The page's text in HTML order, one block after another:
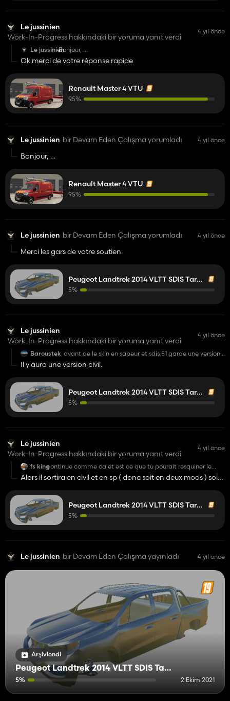
Le jussinien
Work-In-Progress hakkındaki bir yoruma yanıt verdi
4 yıl önce
Le jussinienBonjour,
Vous êtes actuellement a combien de membres sur
votre serveur discord ?
Ok merci de votre réponse rapide
Renault Master 4 VTU
95%
Le jussinien bir Devam Eden Çalışma yorumladı 4 yıl önce
Bonjour,
serveur discord ?
Renault Master 4 VTU
95%
Le jussinien bir Devam Eden Çalışma yorumladı 4 yıl önce
Merci les gars de votre soutien.
Peugeot Landtrek 2014 VLTT SDIS Tarn (81)
5%
Le jussinien
Work-In-Progress hakkındaki bir yoruma yanıt verdi
4 yıl önce
Baroustek avant de le skin en sapeur et sdis 81 garde une version
civile ce serai bien pour ce qui ne font pas de pompieir
rp ou ce genre de chose
Il y aura une version civil.
Peugeot Landtrek 2014 VLTT SDIS Tarn (81)
5%
Le jussinien
Work-In-Progress hakkındaki bir yoruma yanıt verdi
4 yıl önce
fs kingcontinue comme ca et est ce que tu pourait resquiner le
renault kanggoo en civile stp
Alors il sortira en civil et en sp ( donc soit en deux mods ) soit
Peugeot Landtrek 2014 VLTT SDIS Tarn (81)
5%
Le jussinien bir Devam Eden Çalışma yayınladı 4 yıl önce
Arşivlendi
Peugeot Landtrek 2014 VLTT SDIS Tarn (81)
5% 2 Ekim 2021